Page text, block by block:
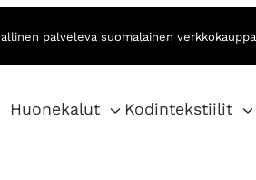
palveleva suomalainen verkkokauppa
Huonekalut Kodintekstiilit